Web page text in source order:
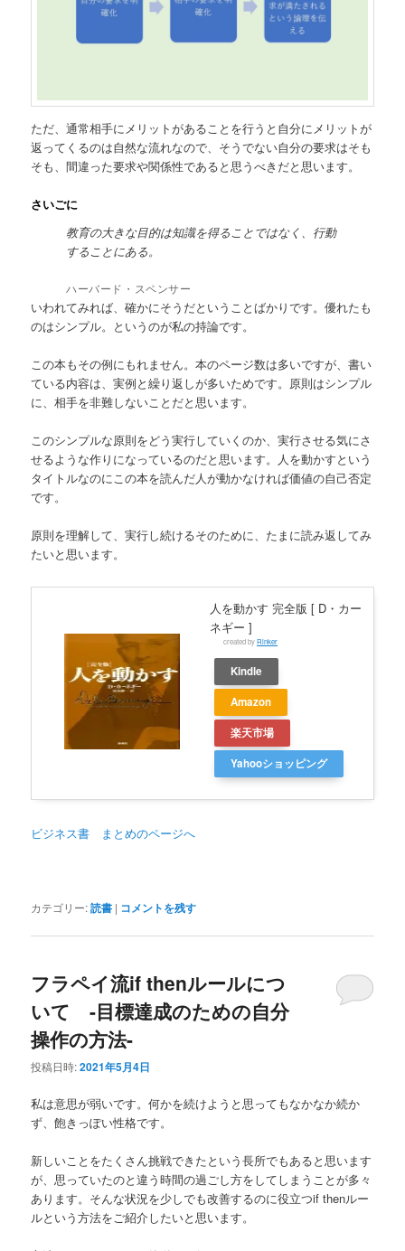
ただ、通常相手にメリットがあることを行うと自分にメリットが
返ってくるのは自然な流れなので、そうでない自分の要求はそも
そも、間違った要求や関係性であると思うべきだと思います。
さいごに
教育の大きな目的は知識を得ることではなく、行動
することにある。
ハーバード・スペンサー
いわれてみれば、確かにそうだということばかりです。優れたも
のはシンプル。というのが私の持論です。
この本もその例にもれません。本のページ数は多いですが、書い
ている内容は、実例と繰り返しが多いためです。原則はシンプル
に、相手を非難しないことだと思います。
このシンプルな原則をどう実行していくのか、実行させる気にさ
せるような作りになっているのだと思います。人を動かすという
タイトルなのにこの本を読んだ人が動かなければ価値の自己否定
です。
原則を理解して、実行し続けるそのために、たまに読み返してみ
たいと思います。
人を動かす 完全版 [ D・カー
ネギー ]
created byRinker
Kindle
Amazon
楽天市場
Yahooショッピング
ビジネス書 まとめのページへ
カテゴリー:読書 | コメントを残す
フラペイ流if thenルールにつ
いて -目標達成のための自分
操作の方法-
投稿日時:2021年5月4日
私は意思が弱いです。何かを続けようと思ってもなかなか続か
ず、飽きっぽい性格です。
新しいことをたくさん挑戦できたという長所でもあると思います
が、思っていたのと違う時間の過ごし方をしてしまうことが多々
あります。そんな状況を少しでも改善するのに役立つif thenルー
ルという方法をご紹介したいと思います。